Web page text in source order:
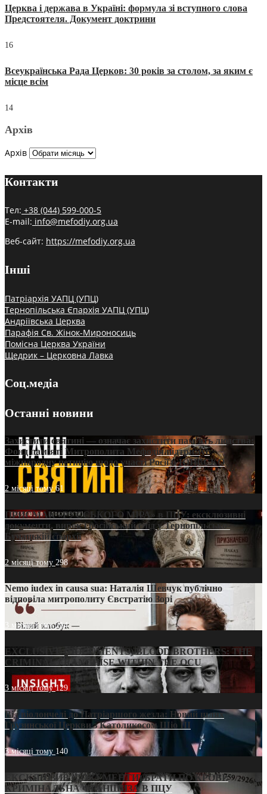
Церква і держава в Україні: формула зі вступного слова
Предстоятеля. Документ доктрини
16
Всеукраїнська Рада Церков: 30 років за столом, за яким є
місце всім
14
Архів
Архів
Контакти
Тел: +38 (044) 599-000-5
E-mail: info@mefodiy.org.ua
Веб-сайт: https://mefodiy.org.ua
Інші
Патріархія УАПЦ (УПЦ)
Тернопільська Єпархія УАПЦ (УПЦ)
Андріївська Церква
Парафія Св. Жінок-Мироносиць
Помісна Церква України
Щедрик – Церковна Лавка
Соц.медіа
Останні новини
Захистити святині — означає захистити пам’ять людства:
Фонд пам’яті Митрополита Мефодія підтримує
міжнародну петицію щодо участі Росії в ЮНЕСКО
2 місяці тому61
ПРИСМАК «РУССЬКОГО МІРА» в ПЦУ: ексклюзивні
документи, вирок і російський слід у Тернопільсько-
Бучацькій єпархії
2 місяці тому 298
Nemo iudex in causa sua: Наталія Шевчук публічно
відповіла митрополиту Євстратію Зорі
3 місяці тому214
EXCLUSIVE (DOCUMENTS)/BLOOD BROTHERS: THE
CRIMINAL FRANCHISE WITHIN THE OCU
3 місяці тому129
Від віолончелі до Патріаршого жезла: Новий шлях
Грузинської Церкви з Католикосом Шіо III
3 місяці тому 140
ЕКСКЛЮЗИВ (ДОКУМЕНТИ)/БРАТИ ПО КРОВІ:
КРИМІНАЛЬНА ФРАНШИЗА В ПЦУ